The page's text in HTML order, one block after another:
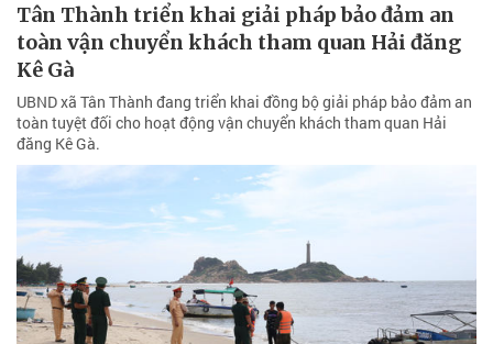
Tân Thành triển khai giải pháp bảo đảm an
toàn vận chuyển khách tham quan Hải đăng
Kê Gà
UBND xã Tân Thành đang triển khai đồng bộ giải pháp bảo đảm an
toàn tuyệt đối cho hoạt động vận chuyển khách tham quan Hải
đăng Kê Gà.